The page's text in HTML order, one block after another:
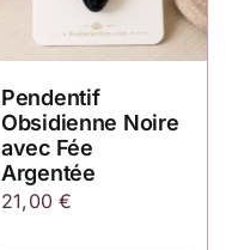
Pendentif
Obsidienne Noire
avec Fée
Argentée
21,00€